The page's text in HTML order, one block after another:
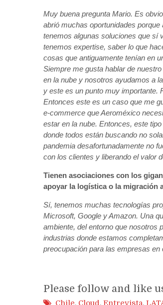
Muy buena pregunta Mario. Es
abrió muchas oportunidades
tenemos algunas soluciones que sí
tenemos expertise, saber lo que
cosas que antiguamente tenían en
Siempre me gusta hablar de
en la nube y nosotros ayudamos a
y este es un punto muy importante.
Entonces este es un caso que me
e-commerce que Aeroméxico
estar en la nube. Entonces, este
donde todos están buscando no
pandemia desafortunadamente no
con los clientes y liberando el valor
Tienen asociaciones con los
apoyar la logística o la migración
Sí, tenemos muchas tecnologías
Microsoft, Google y Amazon. Una
ambiente, del entorno que nosotros
industrias donde estamos
preocupación para las empresas en
Please follow and like
Chile, Cloud, Entrevista,